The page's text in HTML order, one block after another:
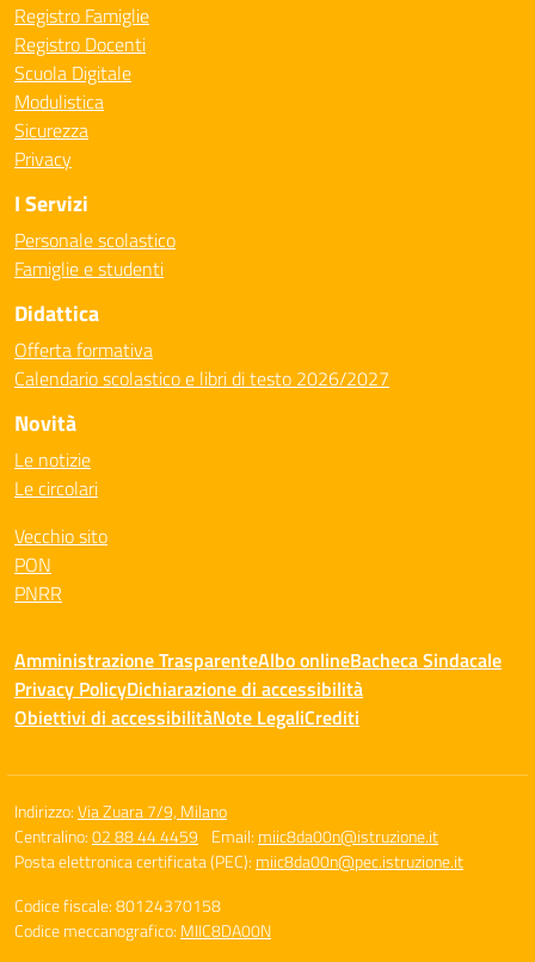
Registro Famiglie
Registro Docenti
Scuola Digitale
Modulistica
Sicurezza
Privacy
I Servizi
Personale scolastico
Famiglie e studenti
Didattica
Offerta formativa
Calendario scolastico e libri di testo 2026/2027
Novità
Le notizie
Le circolari
Vecchio sito
PON
PNRR
Amministrazione TrasparenteAlbo onlineBacheca Sindacale
Privacy PolicyDichiarazione di accessibilità
Obiettivi di accessibilitàNote LegaliCrediti
Indirizzo:Via Zuara 7/9, Milano
Centralino:02 88 44 4459 Email: miic8da00n@istruzione.it
Posta elettronica certificata (PEC): miic8da00n@pec.istruzione.it
Codice fiscale: 80124370158
Codice meccanografico: MIIC8DA00N